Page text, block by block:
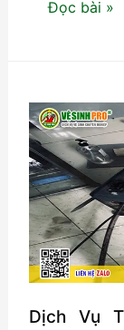
Tự
tại
nhà
an
toàn
Đọc bài »
Dịch Vụ